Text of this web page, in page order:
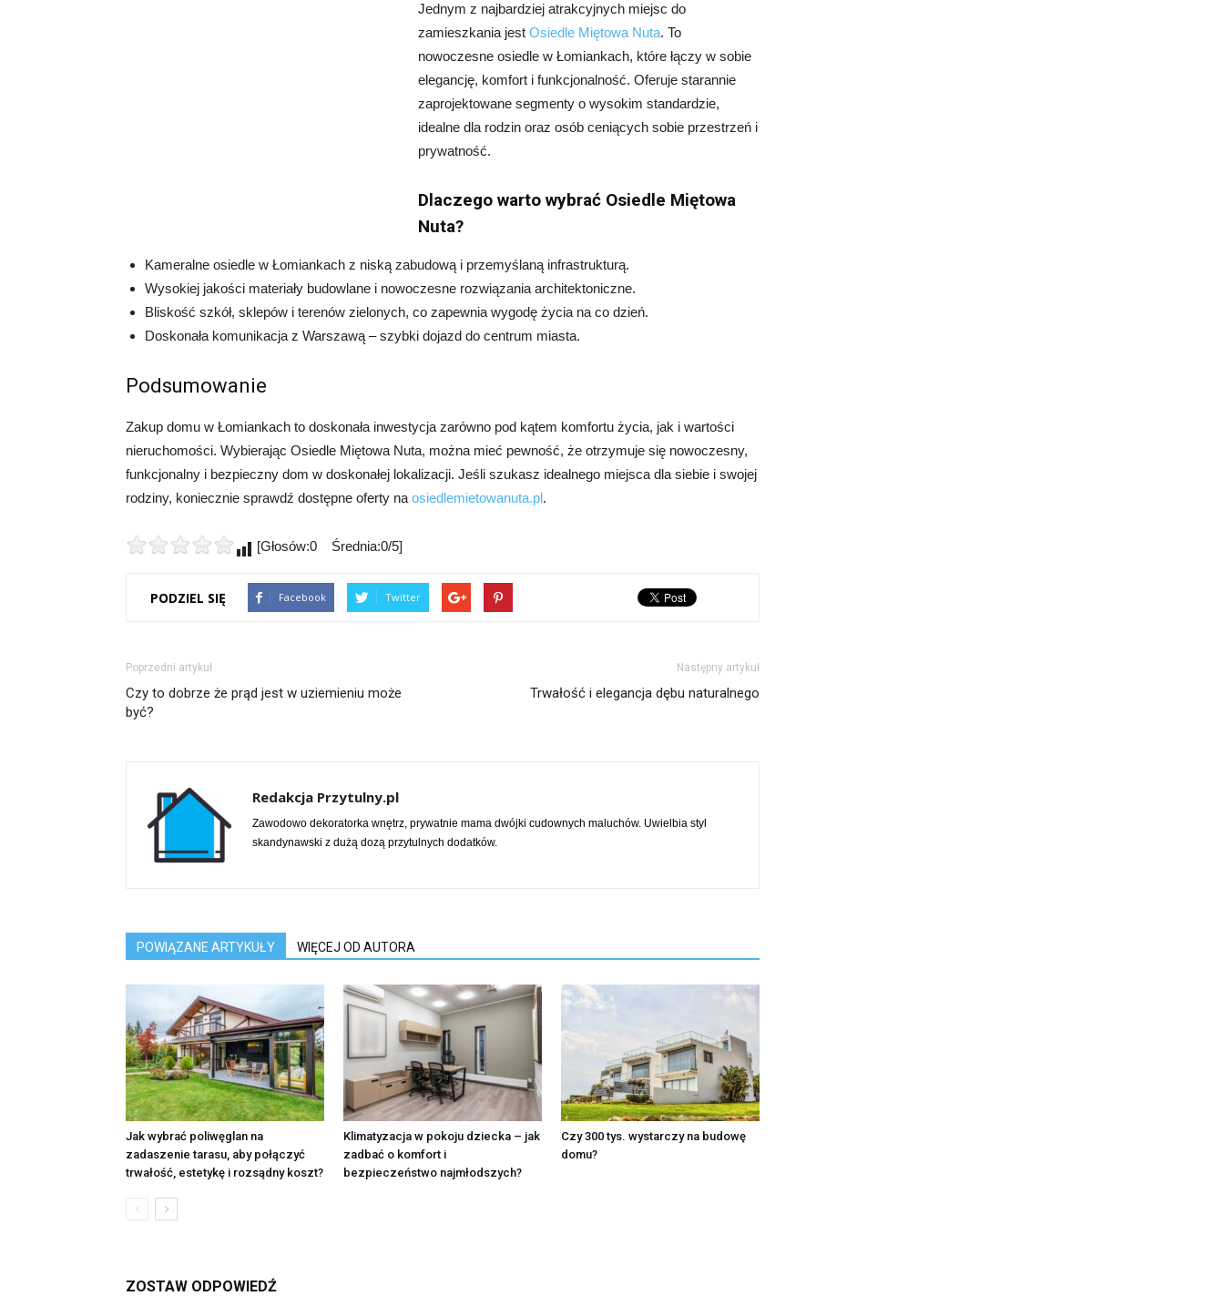
Jednym z najbardziej atrakcyjnych miejsc do
zamieszkania jest Osiedle Miętowa Nuta. To
nowoczesne osiedle w Łomiankach, które łączy w sobie
elegancję, komfort i funkcjonalność. Oferuje starannie
zaprojektowane segmenty o wysokim standardzie,
idealne dla rodzin oraz osób ceniących sobie przestrzeń i
prywatność.
Dlaczego warto wybrać Osiedle Miętowa
Nuta?
Kameralne osiedle w Łomiankach z niską zabudową i przemyślaną infrastrukturą.
Wysokiej jakości materiały budowlane i nowoczesne rozwiązania architektoniczne.
Bliskość szkół, sklepów i terenów zielonych, co zapewnia wygodę życia na co dzień.
Doskonała komunikacja z Warszawą – szybki dojazd do centrum miasta.
Podsumowanie
Zakup domu w Łomiankach to doskonała inwestycja zarówno pod kątem komfortu życia, jak i wartości
nieruchomości. Wybierając Osiedle Miętowa Nuta, można mieć pewność, że otrzymuje się nowoczesny,
funkcjonalny i bezpieczny dom w doskonałej lokalizacji. Jeśli szukasz idealnego miejsca dla siebie i swojej
rodziny, koniecznie sprawdź dostępne oferty na osiedlemietowanuta.pl.
[Głosów:0 Średnia:0/5]
PODZIEL SIĘ Facebook Twitter
Poprzedni artykuł
Czy to dobrze że prąd jest w uziemieniu może
być?
Następny artykuł
Trwałość i elegancja dębu naturalnego
Redakcja Przytulny.pl
Zawodowo dekoratorka wnętrz, prywatnie mama dwójki cudownych maluchów. Uwielbia styl
skandynawski z dużą dozą przytulnych dodatków.
POWIĄZANE ARTYKUŁY WIĘCEJ OD AUTORA
Jak wybrać poliwęglan na
zadaszenie tarasu, aby połączyć
trwałość, estetykę i rozsądny koszt?
Klimatyzacja w pokoju dziecka – jak
zadbać o komfort i
bezpieczeństwo najmłodszych?
Czy 300 tys. wystarczy na budowę
domu?
ZOSTAW ODPOWIEDŹ